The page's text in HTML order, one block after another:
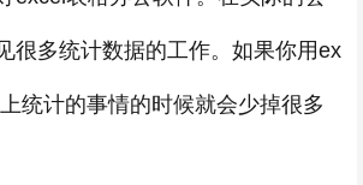
很多统计数据的工作。如果你用ex
统计的事情的时候就会少掉很多